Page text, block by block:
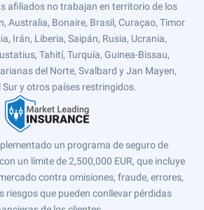
afiliados no trabajan en territorio de los
Australia, Bonaire, Brasil, Curaçao, Timor
Irán, Liberia, Saipán, Rusia, Ucrania,
Tahití, Turquía, Guinea-Bissau,
del Norte, Svalbard y Jan Mayen,
Sur y otros países restringidos.
un programa de seguro de
un límite de 2,500,000 EUR, que incluye
contra omisiones, fraude, errores,
riesgos que pueden conllevar pérdidas